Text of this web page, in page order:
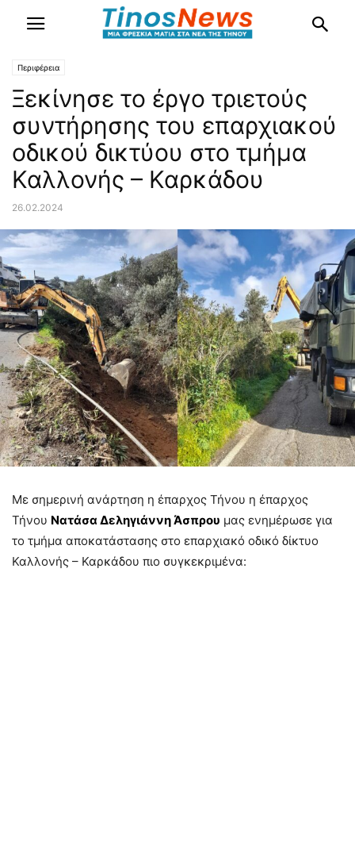
Περιφέρεια
Ξεκίνησε το έργο τριετούς
συντήρησης του επαρχιακού
οδικού δικτύου στο τμήμα
Καλλονής – Καρκάδου
26.02.2024
Με σημερινή ανάρτηση η έπαρχος Τήνου η έπαρχος
Τήνου Νατάσα Δεληγιάννη Άσπρου μας ενημέρωσε για
το τμήμα αποκατάστασης στο επαρχιακό οδικό δίκτυο
Καλλονής – Καρκάδου πιο συγκεκριμένα: